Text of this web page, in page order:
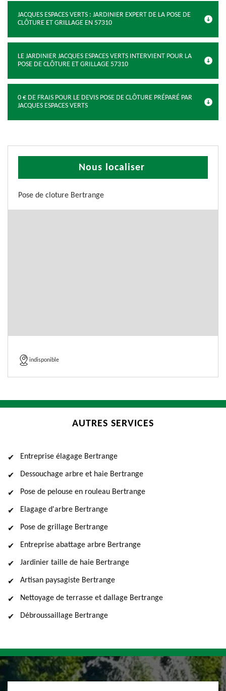
JACQUES ESPACES VERTS : JARDINIER EXPERT DE LA POSE DE
CLÔTURE ET GRILLAGE EN 57310
LE JARDINIER JACQUES ESPACES VERTS INTERVIENT POUR LA
POSE DE CLÔTURE ET GRILLAGE 57310
0 € DE FRAIS POUR LE DEVIS POSE DE CLÔTURE PRÉPARÉ PAR
JACQUES ESPACES VERTS
Nous localiser
Pose de cloture Bertrange
indisponible
AUTRES SERVICES
Entreprise élagage Bertrange
Dessouchage arbre et haie Bertrange
Pose de pelouse en rouleau Bertrange
Elagage d'arbre Bertrange
Pose de grillage Bertrange
Entreprise abattage arbre Bertrange
Jardinier taille de haie Bertrange
Artisan paysagiste Bertrange
Nettoyage de terrasse et dallage Bertrange
Débroussaillage Bertrange